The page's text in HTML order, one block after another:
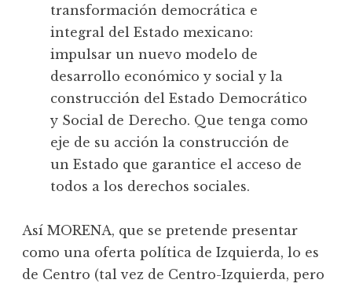
transformación democrática e
integral del Estado mexicano:
impulsar un nuevo modelo de
desarrollo económico y social y la
construcción del Estado Democrático
y Social de Derecho. Que tenga como
eje de su acción la construcción de
un Estado que garantice el acceso de
todos a los derechos sociales.
Así MORENA, que se pretende presentar
como una oferta política de Izquierda, lo es
de Centro (tal vez de Centro-Izquierda, pero